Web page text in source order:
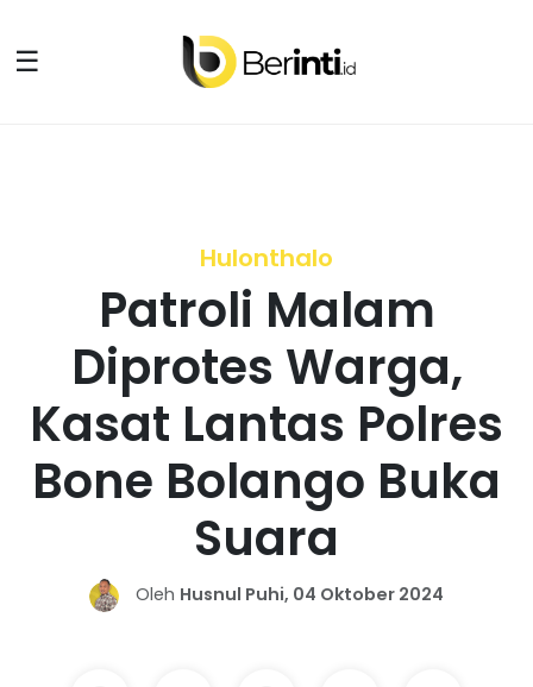
☰
Hulonthalo
Patroli Malam
Diprotes Warga,
Kasat Lantas Polres
Bone Bolango Buka
Suara
Oleh Husnul Puhi, 04 Oktober 2024